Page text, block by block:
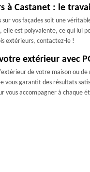
à Castanet : le
vos façades soit une
est polyvalente, ce qui lui
extérieurs, contactez-le !
extérieur avec
de votre maison ou
garantit des résultats
vous accompagner à